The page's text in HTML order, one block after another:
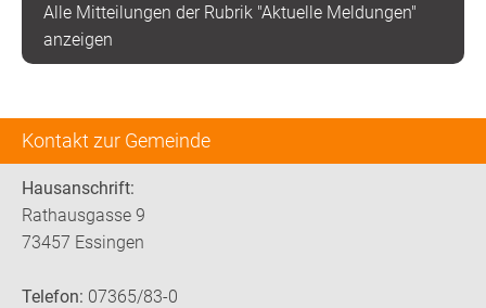
Kontakt zur Gemeinde
Hausanschrift:
Rathausgasse 9
73457 Essingen
Telefon: 07365/83-0
Alle Mitteilungen der Rubrik "Aktuelle Meldungen"
anzeigen